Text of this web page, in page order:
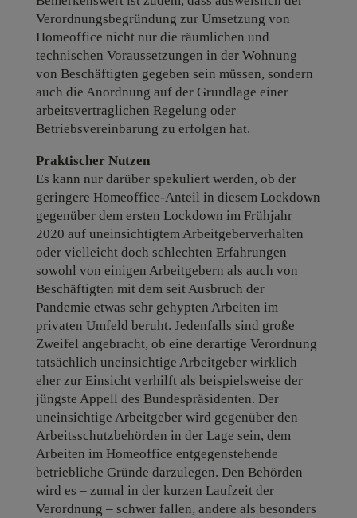
Verordnungsbegründung zur Umsetzung von
Homeoffice nicht nur die räumlichen und
technischen Voraussetzungen in der Wohnung
von Beschäftigten gegeben sein müssen, sondern
auch die Anordnung auf der Grundlage einer
arbeitsvertraglichen Regelung oder
Betriebsvereinbarung zu erfolgen hat.
Praktischer Nutzen
Es kann nur darüber spekuliert werden, ob der
geringere Homeoffice-Anteil in diesem Lockdown
gegenüber dem ersten Lockdown im Frühjahr
2020 auf uneinsichtigtem Arbeitgeberverhalten
oder vielleicht doch schlechten Erfahrungen
sowohl von einigen Arbeitgebern als auch von
Beschäftigten mit dem seit Ausbruch der
Pandemie etwas sehr gehypten Arbeiten im
privaten Umfeld beruht. Jedenfalls sind große
Zweifel angebracht, ob eine derartige Verordnung
tatsächlich uneinsichtige Arbeitgeber wirklich
eher zur Einsicht verhilft als beispielsweise der
jüngste Appell des Bundespräsidenten. Der
uneinsichtige Arbeitgeber wird gegenüber den
Arbeitsschutzbehörden in der Lage sein, dem
Arbeiten im Homeoffice entgegenstehende
betriebliche Gründe darzulegen. Den Behörden
wird es – zumal in der kurzen Laufzeit der
Verordnung – schwer fallen, andere als besonders